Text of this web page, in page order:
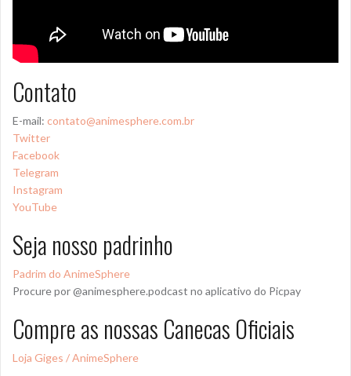
Contato
E-mail: contato@animesphere.com.br
Twitter
Facebook
Telegram
Instagram
YouTube
Seja nosso padrinho
Padrim do AnimeSphere
Procure por @animesphere.podcast no aplicativo do Picpay
Compre as nossas Canecas Oficiais
Loja Giges / AnimeSphere